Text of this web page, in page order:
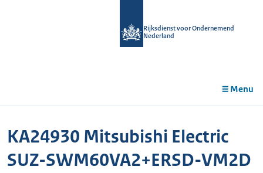
Rijksdienst voor Ondernemend
Nederland
Menu
KA24930 Mitsubishi Electric
SUZ-SWM60VA2+ERSD-VM2D